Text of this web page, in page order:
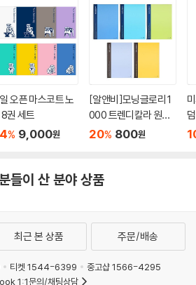
오픈 마스코트 노
권 세트
% 9,000원
[알앤비]모닝글로리 1
000 트렌디칼라 원링
유선노트 낱개 1권/중
20% 800원
덤
들이 산 분야 상품
최근 본 상품 주문/배송
티켓 1544-6399
중고샵 1566-4295
1:1문의/채팅상담